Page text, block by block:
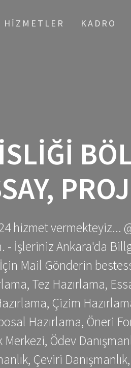
HIZMETLER KADRO
hizmet vermekteyiz...
- İşleriniz Ankara'da
Mail Gönderin
Tez Hazırlama,
Çizim
Hazırlama, Öneri
Ödev
Çeviri